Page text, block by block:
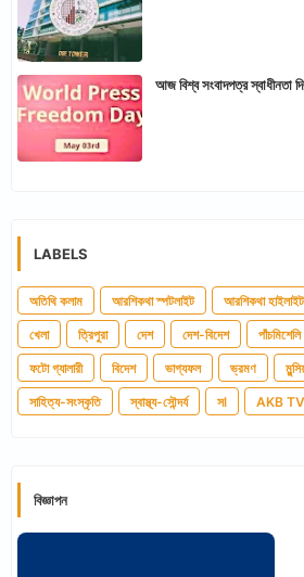
আজ বিশ্ব সংবাদপত্র
LABELS
অতিথি কলাম আরশিকথা স্পটলাইট আরশিকথা
খেলা ত্রিপুরা দেশ দেশ-বিদেশ পাঁচমিশেলি
ফটো গ্যালারী বিদেশ ভাগ্যফল ভ্রমণ
সাহিত্য-সংস্কৃতি স্বাস্থ্য-সৌন্দর্য সl AKB
বিজ্ঞাপন